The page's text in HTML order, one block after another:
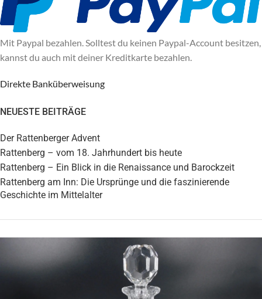
Mit Paypal bezahlen. Solltest du keinen Paypal-Account besitzen,
kannst du auch mit deiner Kreditkarte bezahlen.
Direkte Banküberweisung
NEUESTE BEITRÄGE
Der Rattenberger Advent
Rattenberg – vom 18. Jahrhundert bis heute
Rattenberg – Ein Blick in die Renaissance und Barockzeit
Rattenberg am Inn: Die Ursprünge und die faszinierende
Geschichte im Mittelalter